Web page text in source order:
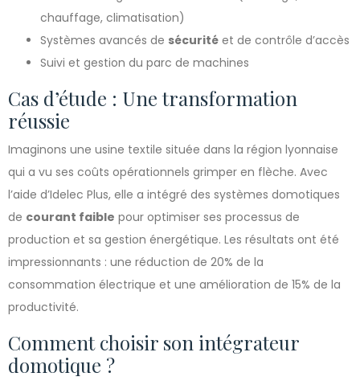
chauffage, climatisation)
Systèmes avancés de sécurité et de contrôle d’accès
Suivi et gestion du parc de machines
Cas d’étude : Une transformation
réussie
Imaginons une usine textile située dans la région lyonnaise
qui a vu ses coûts opérationnels grimper en flèche. Avec
l’aide d’Idelec Plus, elle a intégré des systèmes domotiques
de courant faible pour optimiser ses processus de
production et sa gestion énergétique. Les résultats ont été
impressionnants : une réduction de 20% de la
consommation électrique et une amélioration de 15% de la
productivité.
Comment choisir son intégrateur
domotique ?